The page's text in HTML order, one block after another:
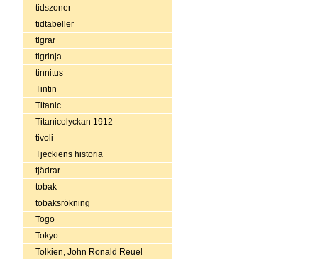
tidszoner
tidtabeller
tigrar
tigrinja
tinnitus
Tintin
Titanic
Titanicolyckan 1912
tivoli
Tjeckiens historia
tjädrar
tobak
tobaksrökning
Togo
Tokyo
Tolkien, John Ronald Reuel